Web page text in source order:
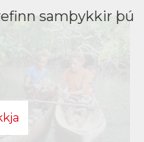
samþykkir þú